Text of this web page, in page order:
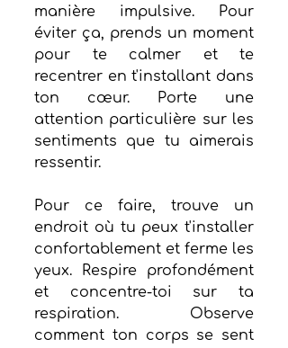
manière impulsive. Pour
éviter ça, prends un moment
pour te calmer et te
recentrer en t'installant dans
ton cœur. Porte une
attention particulière sur les
sentiments que tu aimerais
ressentir.
Pour ce faire, trouve un
endroit où tu peux t'installer
confortablement et ferme les
yeux. Respire profondément
et concentre-toi sur ta
respiration. Observe
comment ton corps se sent